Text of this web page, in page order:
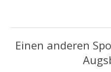
Einen anderen